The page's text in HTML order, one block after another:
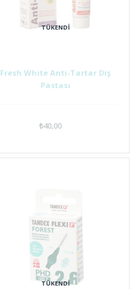
TÜKENDI
Fresh White Anti-Tartar Diş
Pastası
₺40,00
TÜKENDI